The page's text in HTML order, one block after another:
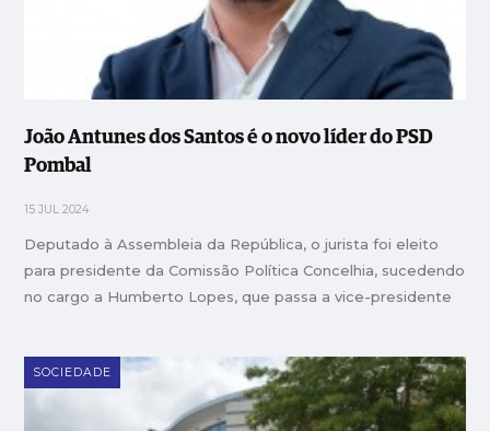
João Antunes dos Santos é o novo líder do PSD
Pombal
15 JUL 2024
Deputado à Assembleia da República, o jurista foi eleito
para presidente da Comissão Política Concelhia, sucedendo
no cargo a Humberto Lopes, que passa a vice-presidente
SOCIEDADE